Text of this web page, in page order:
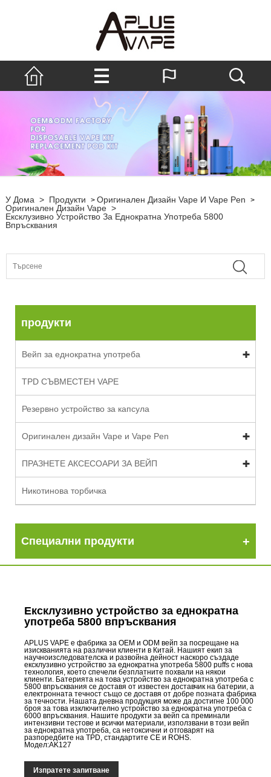
У Дома > Продукти > Оригинален Дизайн Vape И Vape Pen >
Оригинален Дизайн Vape >
Ексклузивно Устройство За Еднократна Употреба 5800
Впръсквания
продукти
Вейп за еднократна употреба
TPD СЪВМЕСТЕН ​​VAPE
Резервно устройство за капсула
Оригинален дизайн Vape и Vape Pen
ПРАЗНЕТЕ АКСЕСОАРИ ЗА ВЕЙП
Никотинова торбичка
Специални продукти
Ексклузивно устройство за еднократна
употреба 5800 впръсквания
APLUS VAPE е фабрика за OEM и ODM вейп за посрещане на
изискванията на различни клиенти в Китай. Нашият екип за
научноизследователска и развойна дейност наскоро създаде
ексклузивно устройство за еднократна употреба 5800 puffs с нова
технология, което спечели безплатните похвали на някои
клиенти. Батерията на това устройство за еднократна употреба с
5800 впръсквания се доставя от известен доставчик на батерии, а
електронната течност също се доставя от добре позната фабрика
за течности. Нашата дневна продукция може да достигне 100 000
броя за това изключително устройство за еднократна употреба с
6000 впръсквания. Нашите продукти за вейп са преминали
интензивни тестове и всички материали, използвани в този вейп
за еднократна употреба, са нетоксични и отговарят на
разпоредбите на TPD, стандартите CE и ROHS.
Модел:AK127
Изпратете запитване